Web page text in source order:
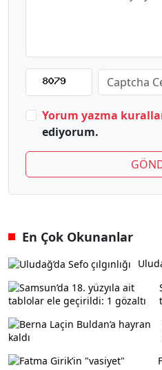
Yorum yazma
ediyorum.
En Çok Okunanlar